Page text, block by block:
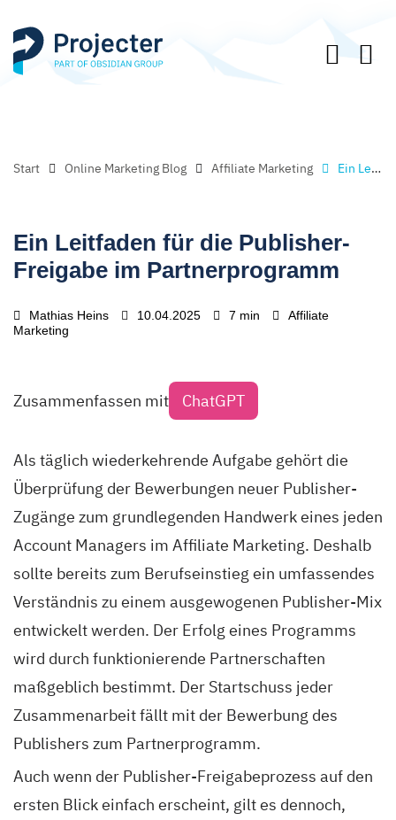
Start Online Marketing Blog Affiliate Marketing Ein Leitfaden für die Publisher-Freigabe im Partnerprogramm
Ein Leitfaden für die Publisher-
Freigabe im Partnerprogramm
Mathias Heins 10.04.2025 7 min
Affiliate
Marketing
Zusammenfassen mit ChatGPT
Als täglich wiederkehrende Aufgabe gehört die
Überprüfung der Bewerbungen neuer Publisher-
Zugänge zum grundlegenden Handwerk eines jeden
Account Managers im Affiliate Marketing. Deshalb
sollte bereits zum Berufseinstieg ein umfassendes
Verständnis zu einem ausgewogenen Publisher-Mix
entwickelt werden. Der Erfolg eines Programms
wird durch funktionierende Partnerschaften
maßgeblich bestimmt. Der Startschuss jeder
Zusammenarbeit fällt mit der Bewerbung des
Publishers zum Partnerprogramm.
Auch wenn der Publisher-Freigabeprozess auf den
ersten Blick einfach erscheint, gilt es dennoch,